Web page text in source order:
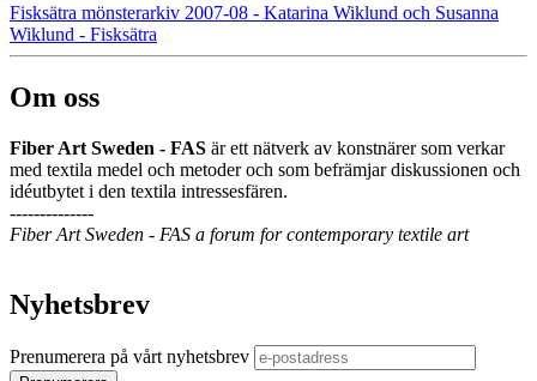
Fisksätra mönsterarkiv 2007-08 - Katarina Wiklund och Susanna
Wiklund - Fisksätra
Om oss
Fiber Art Sweden - FAS är ett nätverk av konstnärer som verkar
med textila medel och metoder och som befrämjar diskussionen och
idéutbytet i den textila intressesfären.
--------------
Fiber Art Sweden - FAS a forum for contemporary textile art
Nyhetsbrev
Prenumerera på vårt nyhetsbrev